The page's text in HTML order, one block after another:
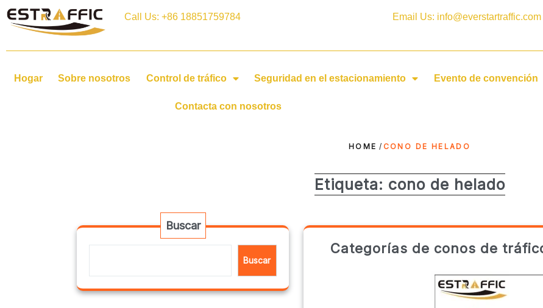
Call Us: +86 18851759784 Email Us: info@everstartraffic.com
Hogar Sobre nosotros Control de tráfico Seguridad en el estacionamiento Evento de convención
Contacta con nosotros
HOME / CONO DE HELADO
Etiqueta: cono de helado
Buscar
Buscar
Categorías de conos de